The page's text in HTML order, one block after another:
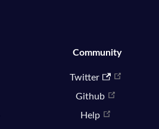
Community
Twitter
Github
Help